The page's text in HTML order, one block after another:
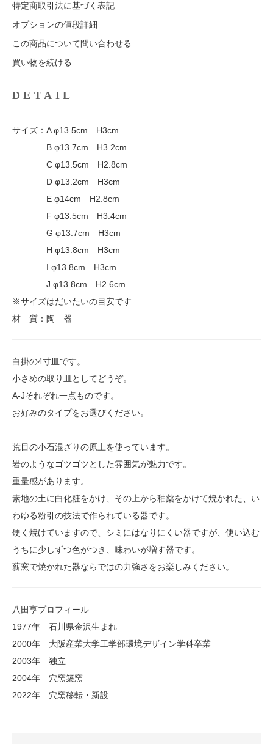
特定商取引法に基づく表記
オプションの値段詳細
この商品について問い合わせる
買い物を続ける
DETAIL
サイズ：A φ13.5cm H3cm
B φ13.7cm H3.2cm
C φ13.5cm H2.8cm
D φ13.2cm H3cm
E φ14cm H2.8cm
F φ13.5cm H3.4cm
G φ13.7cm H3cm
H φ13.8cm H3cm
I φ13.8cm H3cm
J φ13.8cm H2.6cm
※サイズはだいたいの目安です
材 質：陶 器
白掛の4寸皿です。
小さめの取り皿としてどうぞ。
A-Jそれぞれ一点ものです。
お好みのタイプをお選びください。
荒目の小石混ざりの原土を使っています。
岩のようなゴツゴツとした雰囲気が魅力です。
重量感があります。
素地の土に白化粧をかけ、その上から釉薬をかけて焼かれた、い
わゆる粉引の技法で作られている器です。
硬く焼けていますので、シミにはなりにくい器ですが、使い込む
うちに少しずつ色がつき、味わいが増す器です。
薪窯で焼かれた器ならではの力強さをお楽しみください。
八田亨プロフィール
1977年 石川県金沢生まれ
2000年 大阪産業大学工学部環境デザイン学科卒業
2003年 独立
2004年 穴窯築窯
2022年 穴窯移転・新設